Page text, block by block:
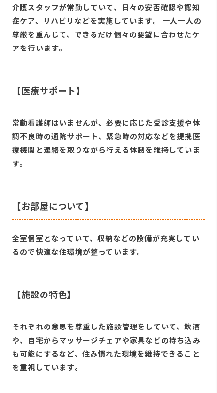
介護スタッフが常勤していて、日々の安否確認や認知
症ケア、リハビリなどを実施しています。 一人一人の
尊厳を重んじて、できるだけ個々の要望に合わせたケ
アを行います。
【医療サポート】
常勤看護師はいませんが、必要に応じた受診支援や体
調不良時の通院サポート、緊急時の対応などを提携医
療機関と連絡を取りながら行える体制を維持していま
す。
【お部屋について】
全室個室となっていて、収納などの設備が充実してい
るので快適な住環境が整っています。
【施設の特色】
それぞれの意思を尊重した施設管理をしていて、飲酒
や、自宅からマッサージチェアや家具などの持ち込み
も可能にするなど、住み慣れた環境を維持できること
を重視しています。